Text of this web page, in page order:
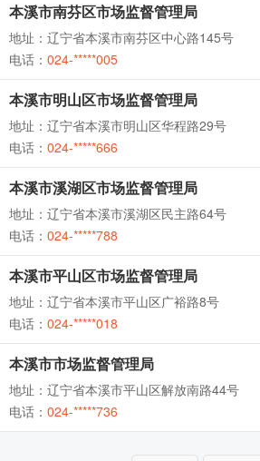
本溪市南芬区市场监督管理局
地址：辽宁省本溪市南芬区中心路145号
电话： 024-*****005
本溪市明山区市场监督管理局
地址：辽宁省本溪市明山区华程路29号
电话： 024-*****666
本溪市溪湖区市场监督管理局
地址：辽宁省本溪市溪湖区民主路64号
电话： 024-*****788
本溪市平山区市场监督管理局
地址：辽宁省本溪市平山区广裕路8号
电话： 024-*****018
本溪市市场监督管理局
地址：辽宁省本溪市平山区解放南路44号
电话： 024-*****736